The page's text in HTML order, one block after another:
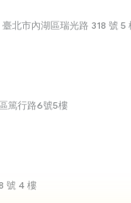
臺北市內湖區瑞光路 318 號 5
篤行路6號5樓
號 4 樓